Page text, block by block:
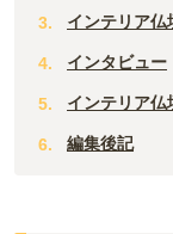
インテリア仏
インタビュー
インテリア
編集後記